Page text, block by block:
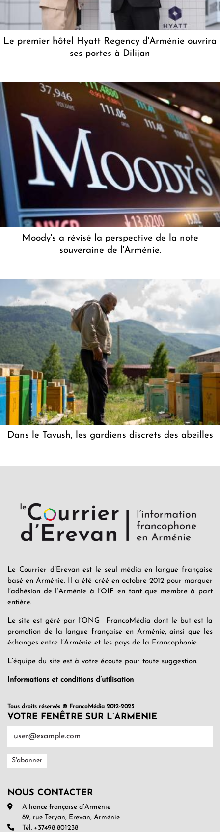
Le premier hôtel Hyatt Regency d'Arménie ouvrira
ses portes à Dilijan
Moody's a révisé la perspective de la note
souveraine de l'Arménie.
Dans le Tavush, les gardiens discrets des abeilles
Le Courrier d’Erevan est le seul média en langue française
basé en Arménie. Il a été créé en octobre 2012 pour marquer
l’adhésion de l’Arménie à l’OIF en tant que membre à part
entière.
Le site est géré par l’ONG FrancoMédia dont le but est la
promotion de la langue française en Arménie, ainsi que les
échanges entre l’Arménie et les pays de la Francophonie.
L’équipe du site est à votre écoute pour toute suggestion.
Informations et conditions d’utilisation
Tous droits réservés © FrancoMédia 2012-2025
VOTRE FENÊTRE SUR L’ARMENIE
NOUS CONTACTER
Alliance française d’Arménie
89, rue Teryan, Erevan, Arménie
Tél. +37498 801238